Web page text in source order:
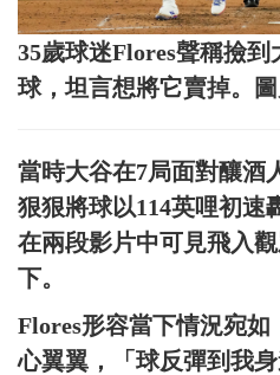
35歲球迷Flores聲稱撿
球，坦言想將它賣掉。
當時大谷在7局面對釀酒
狠狠將球以114英哩初速
在兩段影片中可見飛入
下。
Flores形容當下情況宛
心翼翼，「球反彈到我